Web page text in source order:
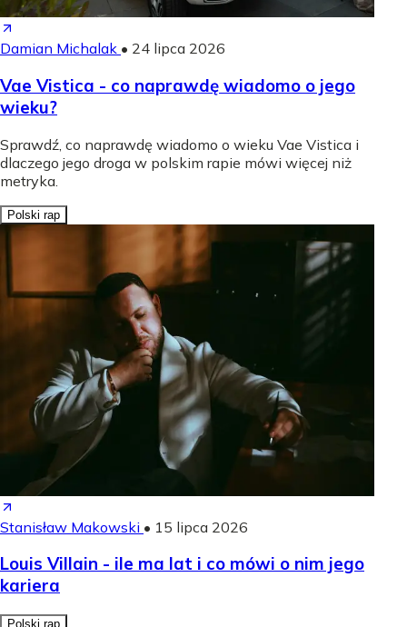
Damian Michalak • 24 lipca 2026
Vae Vistica - co naprawdę wiadomo o jego
wieku?
Sprawdź, co naprawdę wiadomo o wieku Vae Vistica i
dlaczego jego droga w polskim rapie mówi więcej niż
metryka.
Polski rap
Stanisław Makowski • 15 lipca 2026
Louis Villain - ile ma lat i co mówi o nim jego
kariera
Polski rap